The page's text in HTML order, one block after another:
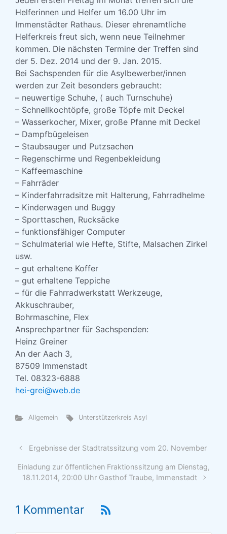
Helferinnen und Helfer um 16.00 Uhr im
Immenstädter Rathaus. Dieser ehrenamtliche
Helferkreis freut sich, wenn neue Teilnehmer
kommen. Die nächsten Termine der Treffen sind
der 5. Dez. 2014 und der 9. Jan. 2015.
Bei Sachspenden für die Asylbewerber/innen
werden zur Zeit besonders gebraucht:
– neuwertige Schuhe, ( auch Turnschuhe)
– Schnellkochtöpfe, große Töpfe mit Deckel
– Wasserkocher, Mixer, große Pfanne mit Deckel
– Dampfbügeleisen
– Staubsauger und Putzsachen
– Regenschirme und Regenbekleidung
– Kaffeemaschine
– Fahrräder
– Kinderfahrradsitze mit Halterung, Fahrradhelme
– Kinderwagen und Buggy
– Sporttaschen, Rucksäcke
– funktionsfähiger Computer
– Schulmaterial wie Hefte, Stifte, Malsachen Zirkel
usw.
– gut erhaltene Koffer
– gut erhaltene Teppiche
– für die Fahrradwerkstatt Werkzeuge,
Akkuschrauber,
Bohrmaschine, Flex
Ansprechpartner für Sachspenden:
Heinz Greiner
An der Aach 3,
87509 Immenstadt
Tel. 08323-6888
hei-grei@web.de
Allgemein Unterstützerkreis Asyl
Ergebnisse der Stadtratssitzung vom 20. November
Einladung zur öffentlichen Fraktionssitzung am Dienstag,
18.11.2014, 20:00 Uhr Gasthof Traube, Immenstadt
1 Kommentar